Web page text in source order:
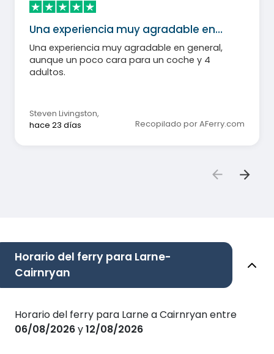
Una experiencia muy agradable en…
Una experiencia muy agradable en general,
aunque un poco cara para un coche y 4
adultos.
Steven Livingston,
hace 23 días
Recopilado por AFerry.com
Horario del ferry para Larne-
Cairnryan
Horario del ferry para Larne a Cairnryan entre
06/08/2026y12/08/2026